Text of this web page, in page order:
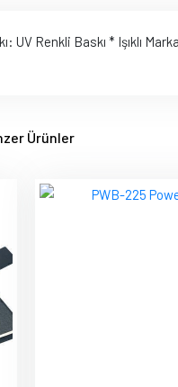
UV Renkli Baskı * Işıklı
Ürünler